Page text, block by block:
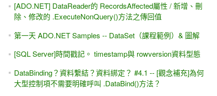
[ADO.NET] DataReader的 RecordsAffected屬性 / 新增、刪
除、修改的 .ExecuteNonQuery()方法之傳回值
第一天 ADO.NET Samples -- DataSet（課程範例）& 圖解
[SQL Server]時間戳記。 timestamp與 rowversion資料型態
DataBinding？資料繫結？資料綁定？ #4.1 -- [觀念補充]為何
大型控制項不需要明確呼叫 .DataBind()方法？